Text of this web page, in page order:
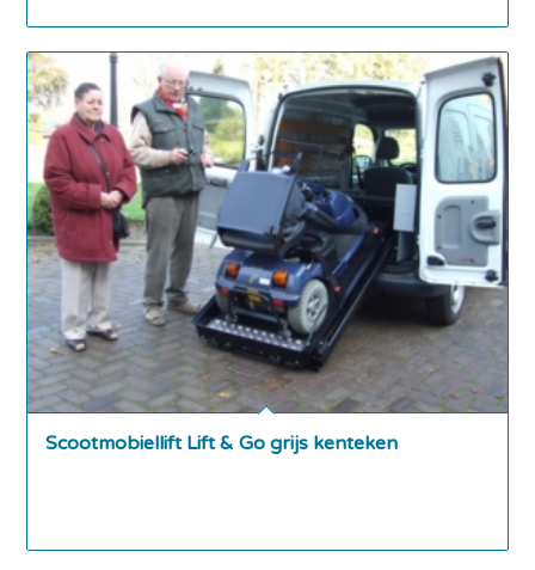
Scootmobiellift Lift & Go grijs kenteken